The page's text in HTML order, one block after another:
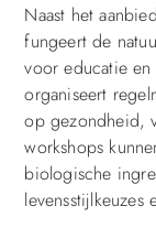
Naast het
fungeert de
voor educatie
organiseert
op gezondheid,
workshops
biologische
levensstijlkeuzes